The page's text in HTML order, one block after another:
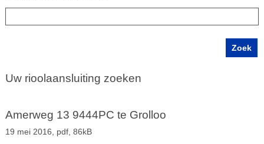
Uw rioolaansluiting zoeken
Amerweg 13 9444PC te Grolloo
19 mei 2016, pdf, 86kB